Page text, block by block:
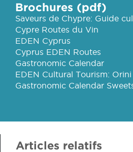
Brochures (pdf)
Saveurs de Chypre: Guide
Cypre Routes du Vin
EDEN Cyprus
Cyprus EDEN Routes
Gastronomic Calendar
EDEN Cultural Tourism:
Gastronomic Calendar
Articles relatifs